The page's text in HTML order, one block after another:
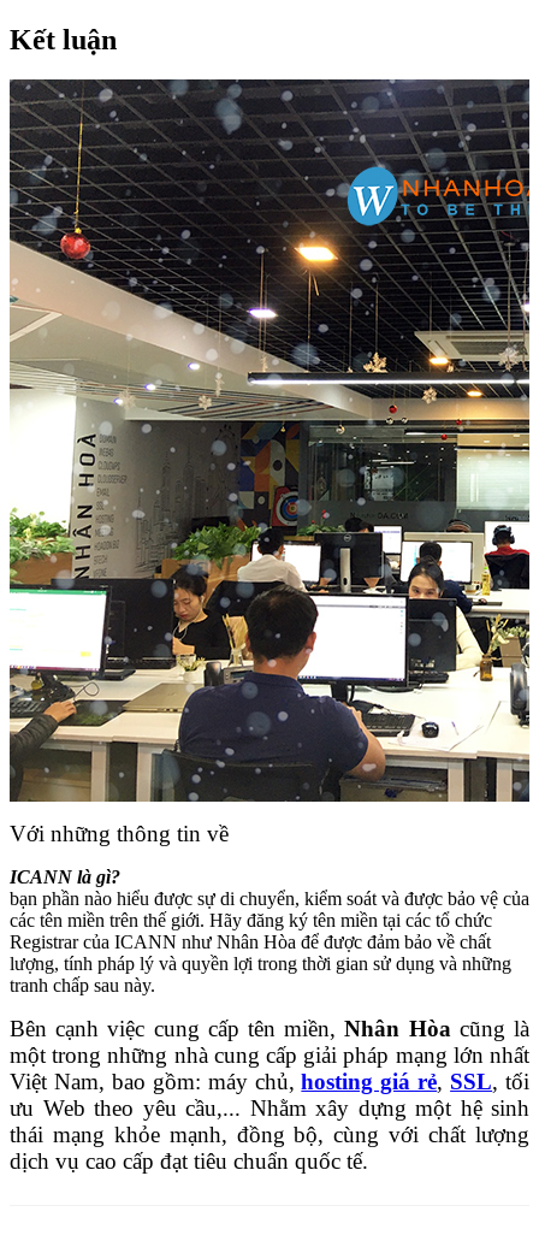
Kết luận
Với những thông tin về
ICANN là gì?
bạn phần nào hiểu được sự di chuyển, kiểm soát và được bảo vệ của
các tên miền trên thế giới. Hãy đăng ký tên miền tại các tổ chức
Registrar của ICANN như Nhân Hòa để được đảm bảo về chất
lượng, tính pháp lý và quyền lợi trong thời gian sử dụng và những
tranh chấp sau này.
Bên cạnh việc cung cấp tên miền,Nhân Hòacũng là
một trong những nhà cung cấp giải pháp mạng lớn nhất
Việt Nam, bao gồm: máy chủ,hosting giá rẻ, SSL, tối
ưu Web theo yêu cầu,... Nhằm xây dựng một hệ sinh
thái mạng khỏe mạnh, đồng bộ, cùng với chất lượng
dịch vụ cao cấp đạt tiêu chuẩn quốc tế.